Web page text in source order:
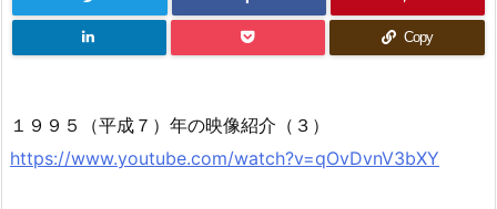
Copy
１９９５（平成７）年の映像紹介（３）
https://www.youtube.com/watch?v=qOvDvnV3bXY